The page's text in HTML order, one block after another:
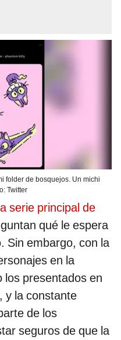
folder de bosquejos. Un michi
Twitter
serie principal de
qué le espera
Sin embargo, con la
en la
los presentados en
y la constante
de los
seguros de que la